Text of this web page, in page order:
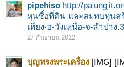
pipehiso http://
ทุนซื้อที่ดิน-และสมทบทุนส
เหียง-อ-วังเหนือ-จ-ลำปาง
27 กันยายน 2012
บุญทรงพระเครื่อง [IMG]